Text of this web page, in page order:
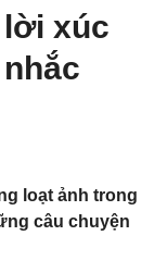
lời xúc
loạt ảnh trong
câu chuyện